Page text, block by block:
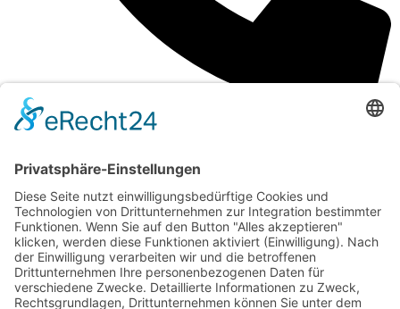
0171 754 2571
Service
Eyevital Screening
Führerscheinsehtest